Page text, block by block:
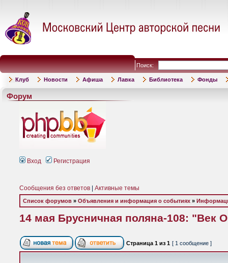
Поиск:
Клуб Новости Афиша Лавка Библиотека Фонды
Форум
Вход Регистрация
Сообщения без ответов Активные темы
Список форумов » Объявления и информация о событиях »
14 мая Брусничная поляна-108: "Век
Страница 1 из 1 [ 1 сообщение ]